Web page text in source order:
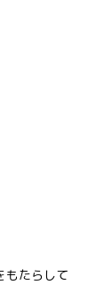
もたらして